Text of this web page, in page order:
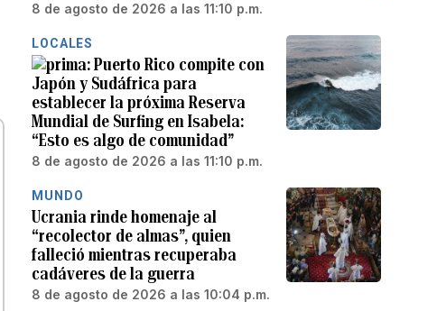
8 de agosto de 2026 a las 11:10 p.m.
LOCALES
Puerto Rico compite con
Japón y Sudáfrica para
establecer la próxima Reserva
Mundial de Surfing en Isabela:
“Esto es algo de comunidad”
8 de agosto de 2026 a las 11:10 p.m.
MUNDO
Ucrania rinde homenaje al
“recolector de almas”, quien
falleció mientras recuperaba
cadáveres de la guerra
8 de agosto de 2026 a las 10:04 p.m.